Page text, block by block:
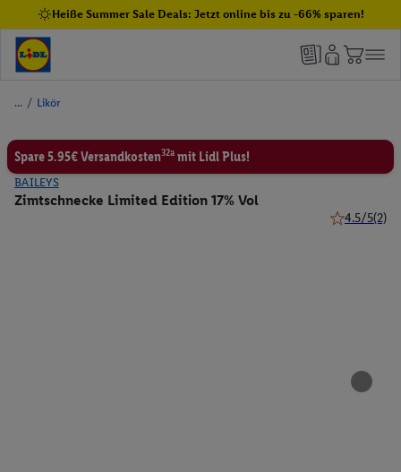
Heiße Summer Sale Deals: Jetzt online bis zu -66% sparen!
/ Likör
Spare 5.95€ Versandkosten32a mit Lidl Plus!
BAILEYS
Zimtschnecke Limited Edition 17% Vol
4.5/5(2)